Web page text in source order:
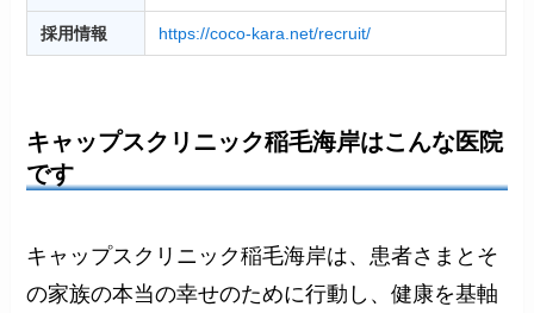
採用情報 https://coco-kara.net/recruit/
キャップスクリニック稲毛海岸はこんな医院
です
キャップスクリニック稲毛海岸は、患者さまとそ
の家族の本当の幸せのために行動し、健康を基軸